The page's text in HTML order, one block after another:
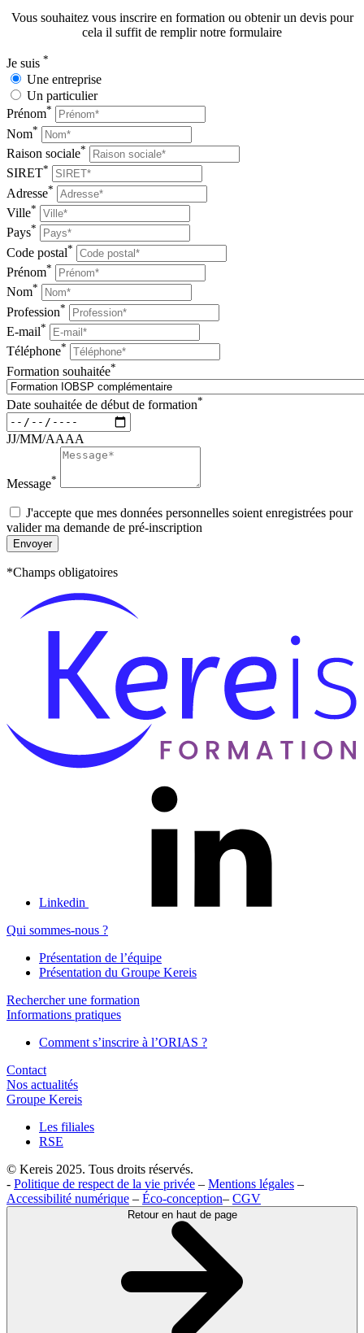
Vous souhaitez vous inscrire en formation ou obtenir un devis pour
cela il suffit de remplir notre formulaire
Je suis *
Une entreprise
Un particulier
Prénom*
Nom*
Raison sociale*
SIRET*
Adresse*
Ville*
Pays*
Code postal*
Prénom*
Nom*
Profession*
E-mail*
Téléphone*
Formation souhaitée*
Date souhaitée de début de formation*
JJ/MM/AAAA
Message*
J'accepte que mes données personnelles soient enregistrées pour
valider ma demande de pré-inscription
Envoyer
*Champs obligatoires
Linkedin
Qui sommes-nous ?
Présentation de l’équipe
Présentation du Groupe Kereis
Rechercher une formation
Informations pratiques
Comment s’inscrire à l’ORIAS ?
Contact
Nos actualités
Groupe Kereis
Les filiales
RSE
© Kereis 2025. Tous droits réservés.
- Politique de respect de la vie privée – Mentions légales –
Accessibilité numérique – Éco-conception– CGV
Retour en haut de page